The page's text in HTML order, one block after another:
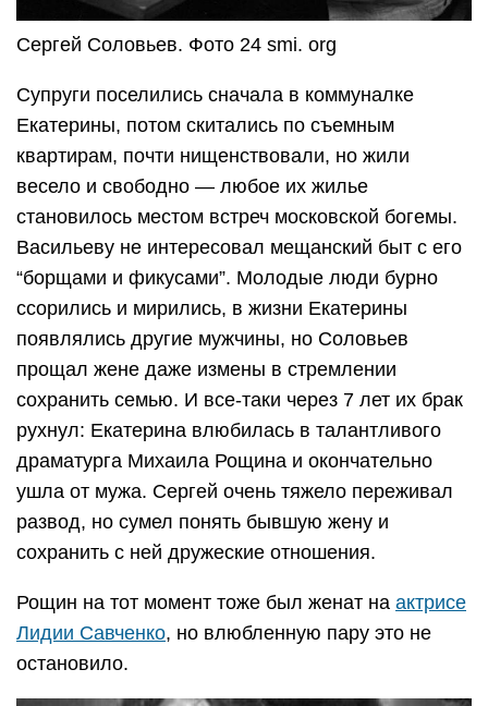
Сергей Соловьев. Фото 24 smi. org
Супруги поселились сначала в коммуналке
Екатерины, потом скитались по съемным
квартирам, почти нищенствовали, но жили
весело и свободно — любое их жилье
становилось местом встреч московской богемы.
Васильеву не интересовал мещанский быт с его
“борщами и фикусами”. Молодые люди бурно
ссорились и мирились, в жизни Екатерины
появлялись другие мужчины, но Соловьев
прощал жене даже измены в стремлении
сохранить семью. И все-таки через 7 лет их брак
рухнул: Екатерина влюбилась в талантливого
драматурга Михаила Рощина и окончательно
ушла от мужа. Сергей очень тяжело переживал
развод, но сумел понять бывшую жену и
сохранить с ней дружеские отношения.
Рощин на тот момент тоже был женат на актрисе
Лидии Савченко, но влюбленную пару это не
остановило.